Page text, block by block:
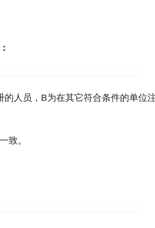
人员，B为在其它符合条件的单位
致。